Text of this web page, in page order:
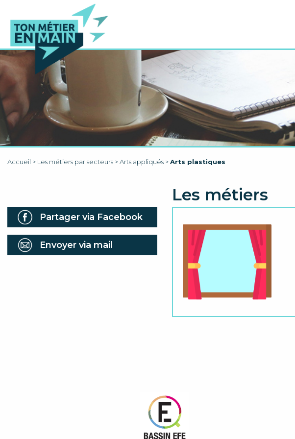
Accueil > Les métiers par secteurs >Arts appliqués >Arts plastiques
Partager via Facebook
Envoyer via mail
Les métiers